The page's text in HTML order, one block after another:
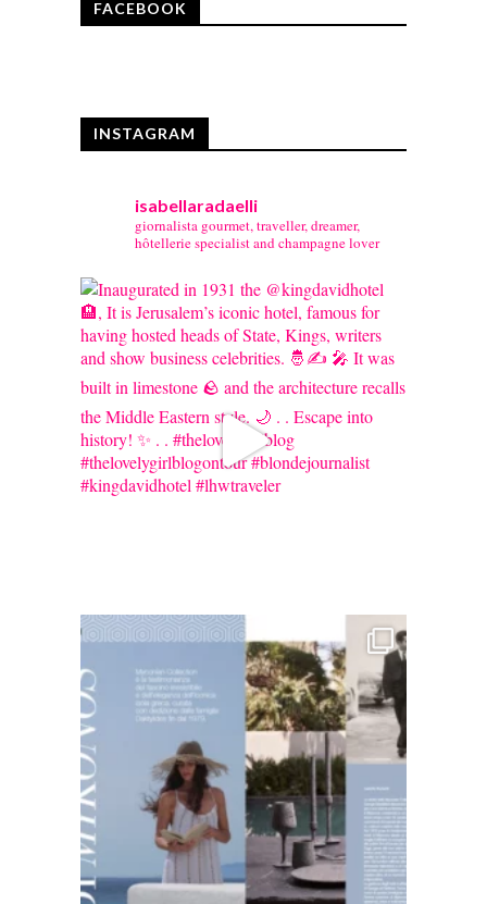
FACEBOOK
INSTAGRAM
isabellaradaelli
giornalista gourmet, traveller, dreamer,
hôtellerie specialist and champagne lover